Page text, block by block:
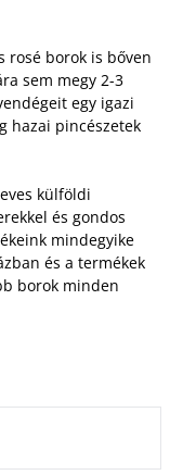
rosé borok is bőven
sem megy 2-3
egy igazi
hazai pincészetek
külföldi
és gondos
mindegyike
és a termékek
borok minden